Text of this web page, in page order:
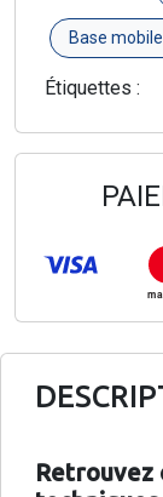
Base
Étiquettes :
Retrouvez